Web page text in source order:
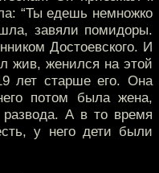
“Ты едешь немножко
завяли помидоры.
Достоевского. И
жив, женился на этой
лет старше его. Она
потом была жена,
А в то время
у него дети были